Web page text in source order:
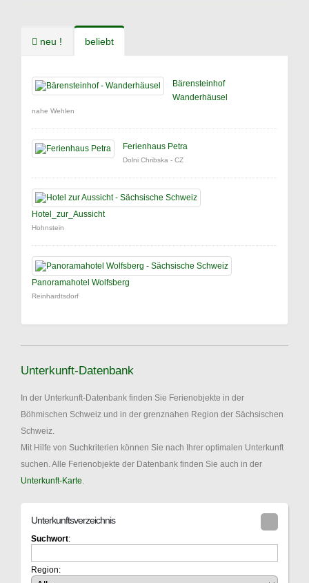
neu ! beliebt
Bärensteinhof
Wanderhäusel
nahe Wehlen
Ferienhaus Petra
Dolni Chribska - CZ
Hotel_zur_Aussicht
Hohnstein
Panoramahotel Wolfsberg
Reinhardtsdorf
Unterkunft-Datenbank
In der Unterkunft-Datenbank finden Sie Ferienobjekte in der
Böhmischen Schweiz und in der grenznahen Region der Sächsischen
Schweiz.
Mit Hilfe von Suchkriterien können Sie nach Ihrer optimalen Unterkunft
suchen. Alle Ferienobjekte der Datenbank finden Sie auch in der
Unterkunft-Karte
Unterkunftsverzeichnis
Suchwort:
Region: